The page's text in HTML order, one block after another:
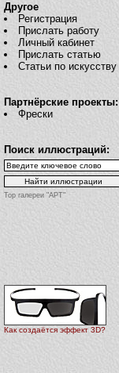
Другое
Регистрация
Прислать работу
Личный кабинет
Прислать статью
Статьи по искусству
Партнёрские проекты:
Фрески
Поиск иллюстраций:
Top галереи "АРТ"
Как создаётся эффект 3D?